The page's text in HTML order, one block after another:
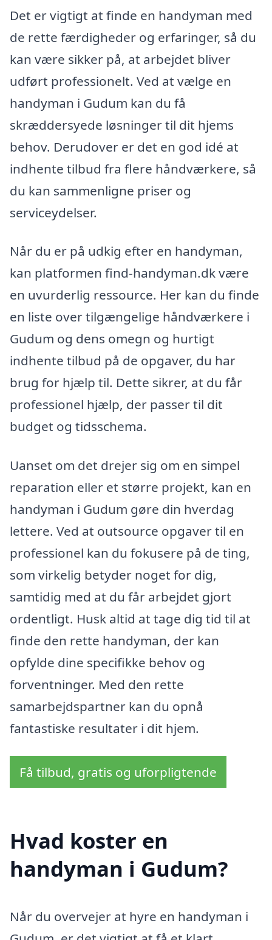
Det er vigtigt at finde en handyman med
de rette færdigheder og erfaringer, så du
kan være sikker på, at arbejdet bliver
udført professionelt. Ved at vælge en
handyman i Gudum kan du få
skræddersyede løsninger til dit hjems
behov. Derudover er det en god idé at
indhente tilbud fra flere håndværkere, så
du kan sammenligne priser og
serviceydelser.
Når du er på udkig efter en handyman,
kan platformen find-handyman.dk være
en uvurderlig ressource. Her kan du finde
en liste over tilgængelige håndværkere i
Gudum og dens omegn og hurtigt
indhente tilbud på de opgaver, du har
brug for hjælp til. Dette sikrer, at du får
professionel hjælp, der passer til dit
budget og tidsschema.
Uanset om det drejer sig om en simpel
reparation eller et større projekt, kan en
handyman i Gudum gøre din hverdag
lettere. Ved at outsource opgaver til en
professionel kan du fokusere på de ting,
som virkelig betyder noget for dig,
samtidig med at du får arbejdet gjort
ordentligt. Husk altid at tage dig tid til at
finde den rette handyman, der kan
opfylde dine specifikke behov og
forventninger. Med den rette
samarbejdspartner kan du opnå
fantastiske resultater i dit hjem.
Få tilbud, gratis og uforpligtende
Hvad koster en
handyman i Gudum?
Når du overvejer at hyre en handyman i